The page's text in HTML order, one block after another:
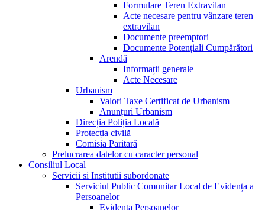
Formulare Teren Extravilan
Acte necesare pentru vânzare teren
extravilan
Documente preemptori
Documente Potențiali Cumpărători
Arendă
Informații generale
Acte Necesare
Urbanism
Valori Taxe Certificat de Urbanism
Anunțuri Urbanism
Direcția Poliția Locală
Protecția civilă
Comisia Paritară
Prelucrarea datelor cu caracter personal
Consiliul Local
Servicii si Institutii subordonate
Serviciul Public Comunitar Local de Evidența a
Persoanelor
Evidența Persoanelor